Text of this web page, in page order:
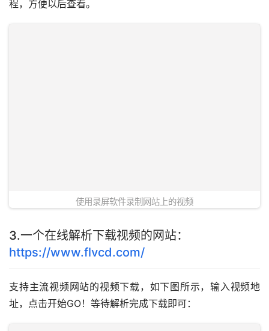
程，方便以后查看。
使用录屏软件录制网站上的视频
3.一个在线解析下载视频的网站：
https://www.flvcd.com/
支持主流视频网站的视频下载，如下图所示，输入视频地
址，点击开始GO！等待解析完成下载即可：